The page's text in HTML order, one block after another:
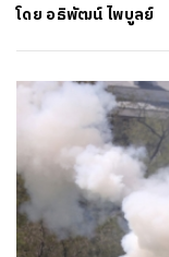
โดย อธิพัฒน์ ไพบูลย์